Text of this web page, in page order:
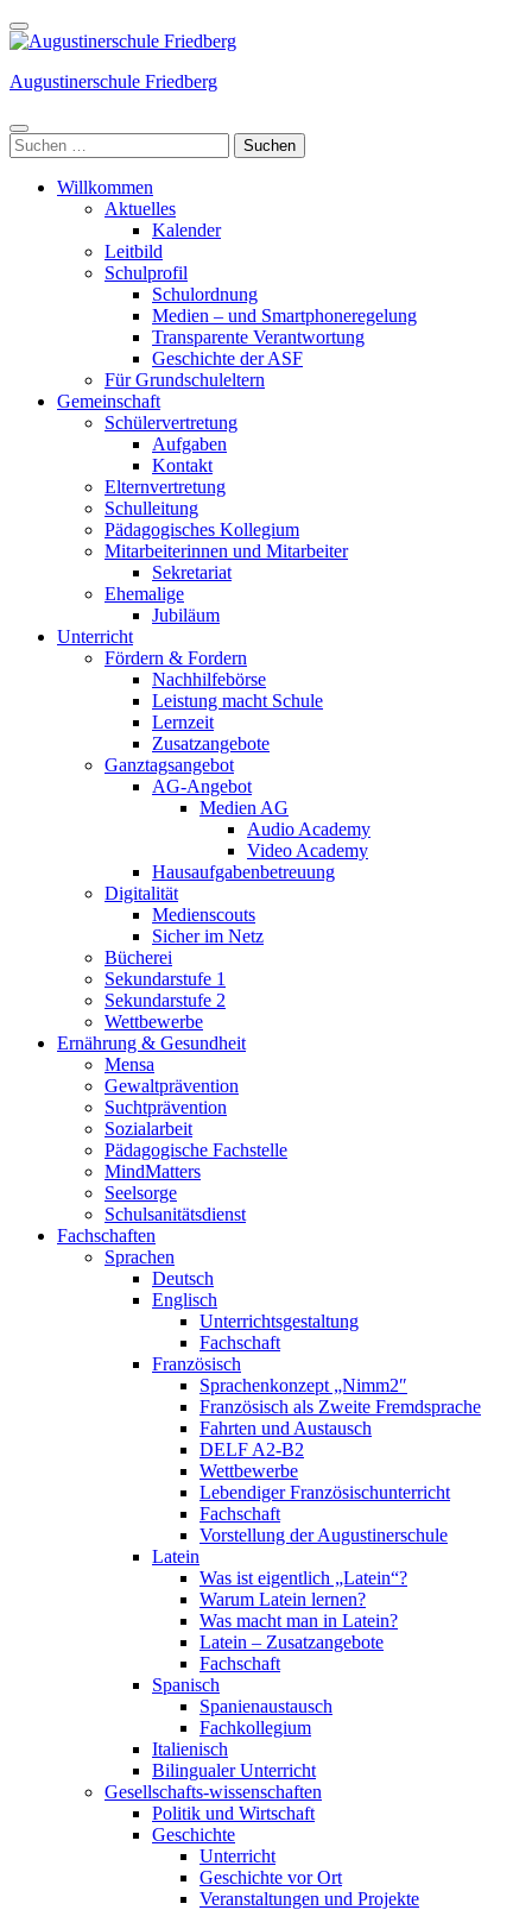
Weiter
zum
(Enter
Augustinerschule Friedberg
Suchen
nach:
Willkommen
Aktuelles
Kalender
Leitbild
Schulprofil
Schulordnung
Medien – und Smartphoneregelung
Transparente Verantwortung
Geschichte der ASF
Für Grundschuleltern
Gemeinschaft
Schülervertretung
Aufgaben
Kontakt
Elternvertretung
Schulleitung
Pädagogisches Kollegium
Mitarbeiterinnen und Mitarbeiter
Sekretariat
Ehemalige
Jubiläum
Unterricht
Fördern & Fordern
Nachhilfebörse
Leistung macht Schule
Lernzeit
Zusatzangebote
Ganztagsangebot
AG-Angebot
Medien AG
Audio Academy
Video Academy
Hausaufgabenbetreuung
Digitalität
Medienscouts
Sicher im Netz
Bücherei
Sekundarstufe 1
Sekundarstufe 2
Wettbewerbe
Ernährung & Gesundheit
Mensa
Gewaltprävention
Suchtprävention
Sozialarbeit
Pädagogische Fachstelle
MindMatters
Seelsorge
Schulsanitätsdienst
Fachschaften
Sprachen
Deutsch
Englisch
Unterrichtsgestaltung
Fachschaft
Französisch
Sprachenkonzept „Nimm2″
Französisch als Zweite Fremdsprache
Fahrten und Austausch
DELF A2-B2
Wettbewerbe
Lebendiger Französischunterricht
Fachschaft
Vorstellung der Augustinerschule
Latein
Was ist eigentlich „Latein“?
Warum Latein lernen?
Was macht man in Latein?
Latein – Zusatzangebote
Fachschaft
Spanisch
Spanienaustausch
Fachkollegium
Italienisch
Bilingualer Unterricht
Gesellschafts-wissenschaften
Politik und Wirtschaft
Geschichte
Unterricht
Geschichte vor Ort
Veranstaltungen und Projekte